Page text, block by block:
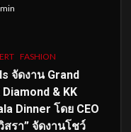
FASHION
จัดงาน Grand
& KK
Dinner โดย CEO
รา” จัดงานโชว์